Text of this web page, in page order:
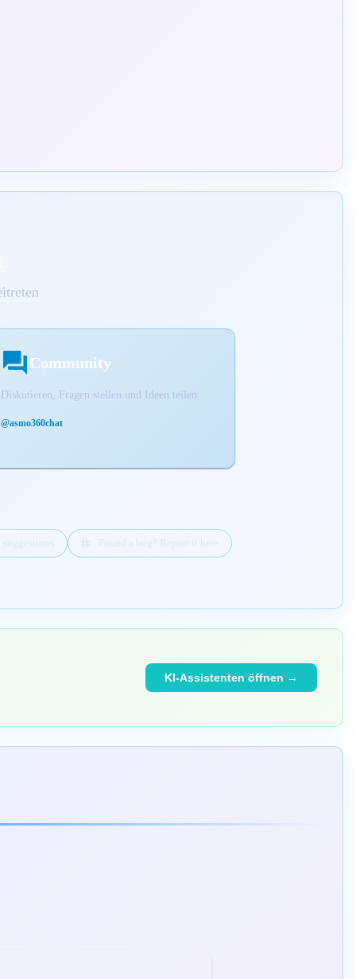
Community
Diskutieren, Fragen stellen und Ideen teilen
@asmo360chat
KI-Assistenten öffnen →